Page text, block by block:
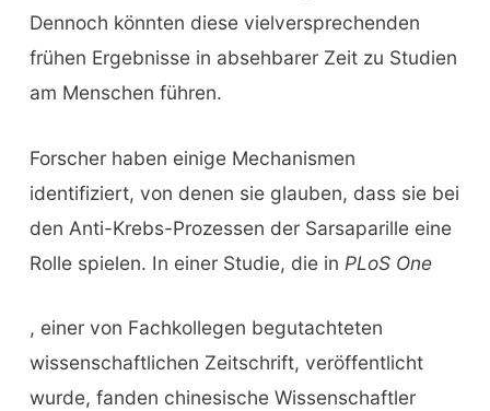
Dennoch könnten diese vielversprechenden
frühen Ergebnisse in absehbarer Zeit zu Studien
am Menschen führen.
Forscher haben einige Mechanismen
identifiziert, von denen sie glauben, dass sie bei
den Anti-Krebs-Prozessen der Sarsaparille eine
Rolle spielen. In einer Studie, die in PLoS One
, einer von Fachkollegen begutachteten
wissenschaftlichen Zeitschrift, veröffentlicht
wurde, fanden chinesische Wissenschaftler